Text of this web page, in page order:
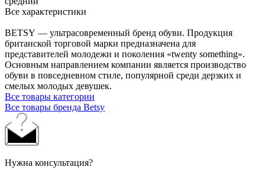
Все характеристики
BETSY — ультрасовременный бренд обуви. Продукция
британской торговой марки предназначена для
представителей молодежи и поколения «twenty something».
Основным направлением компании является производство
обуви в повседневном стиле, популярной среди дерзких и
смелых молодых девушек.
Все товары категории
Все товары бренда Betsy
Нужна консультация?